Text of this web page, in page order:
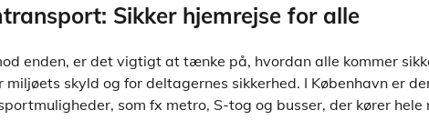
Sikker hjemrejse for alle
enden, er det vigtigt at tænke på, hvordan alle kommer
skyld og for deltagernes sikkerhed. I København er
som fx metro, S-tog og busser, der kører hele